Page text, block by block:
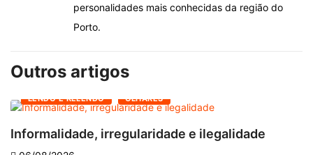
personalidades mais conhecidas da região do
Porto.
Outros artigos
LENDO E RELENDO OLHARES
Informalidade, irregularidade e ilegalidade